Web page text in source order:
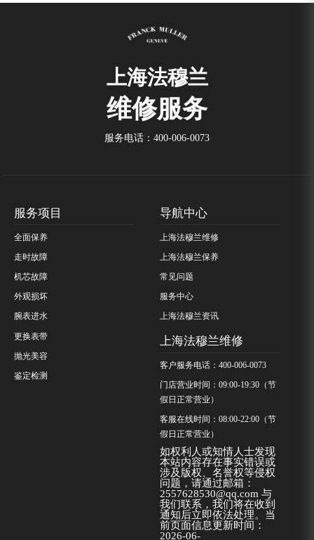
上海法穆兰
维修服务
服务电话： 400-006-0073
服务项目
全面保养
走时故障
机芯故障
外观损坏
腕表进水
更换表带
抛光美容
鉴定检测
导航中心
上海法穆兰维修
上海法穆兰保养
常见问题
服务中心
上海法穆兰资讯
上海法穆兰维修
客户服务电话：400-006-0073
门店营业时间：09:00-19:30（节
假日正常营业）
客服在线时间：08:00-22:00（节
假日正常营业）
如权利人或知情人士发现
本站内容存在事实错误或
涉及版权、名誉权等侵权
问题，请通过邮箱：
2557628530@qq.com 与
我们联系，我们将在收到
通知后立即依法处理。当
前页面信息更新时间：
2026-06-